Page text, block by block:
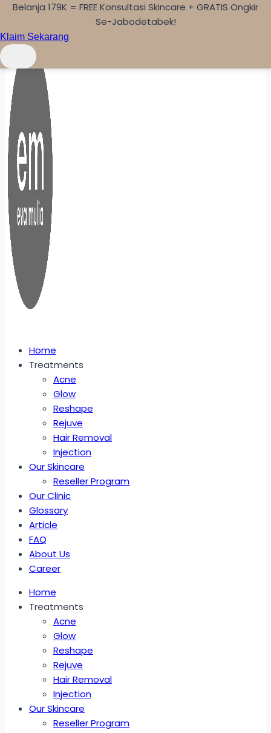
Skip to content
Home
Treatments
Acne
Glow
Reshape
Rejuve
Hair Removal
Injection
Our Skincare
Reseller Program
Our Clinic
Glossary
Article
FAQ
About Us
Career
Home
Treatments
Acne
Glow
Reshape
Rejuve
Hair Removal
Injection
Our Skincare
Reseller Program
Belanja 179K = FREE Konsultasi Skincare + GRATIS Ongkir
Se-Jabodetabek!
Klaim Sekarang